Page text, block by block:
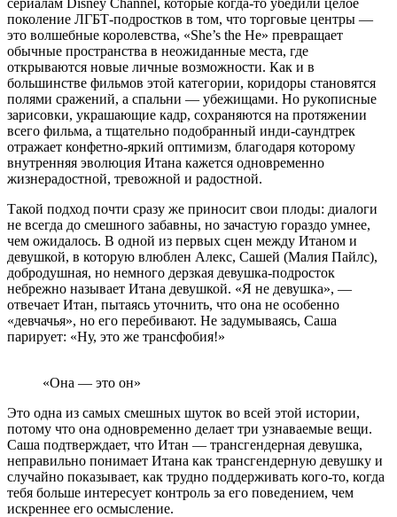
поколение ЛГБТ-подростков в том, что торговые центры —
это волшебные королевства, «She’s the He» превращает
обычные пространства в неожиданные места, где
открываются новые личные возможности. Как и в
большинстве фильмов этой категории, коридоры становятся
полями сражений, а спальни — убежищами. Но рукописные
зарисовки, украшающие кадр, сохраняются на протяжении
всего фильма, а тщательно подобранный инди-саундтрек
отражает конфетно-яркий оптимизм, благодаря которому
внутренняя эволюция Итана кажется одновременно
жизнерадостной, тревожной и радостной.
Такой подход почти сразу же приносит свои плоды: диалоги
не всегда до смешного забавны, но зачастую гораздо умнее,
чем ожидалось. В одной из первых сцен между Итаном и
девушкой, в которую влюблен Алекс, Сашей (Малия Пайлс),
добродушная, но немного дерзкая девушка-подросток
небрежно называет Итана девушкой. «Я не девушка», —
отвечает Итан, пытаясь уточнить, что она не особенно
«девчачья», но его перебивают. Не задумываясь, Саша
парирует: «Ну, это же трансфобия!»
«Она — это он»
Это одна из самых смешных шуток во всей этой истории,
потому что она одновременно делает три узнаваемые вещи.
Саша подтверждает, что Итан — трансгендерная девушка,
неправильно понимает Итана как трансгендерную девушку и
случайно показывает, как трудно поддерживать кого-то, когда
тебя больше интересует контроль за его поведением, чем
искреннее его осмысление.